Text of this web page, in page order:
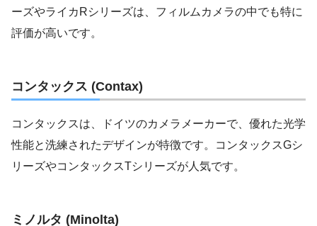
ーズやライカRシリーズは、フィルムカメラの中でも特に
評価が高いです。
コンタックス (Contax)
コンタックスは、ドイツのカメラメーカーで、優れた光学
性能と洗練されたデザインが特徴です。コンタックスGシ
リーズやコンタックスTシリーズが人気です。
ミノルタ (Minolta)